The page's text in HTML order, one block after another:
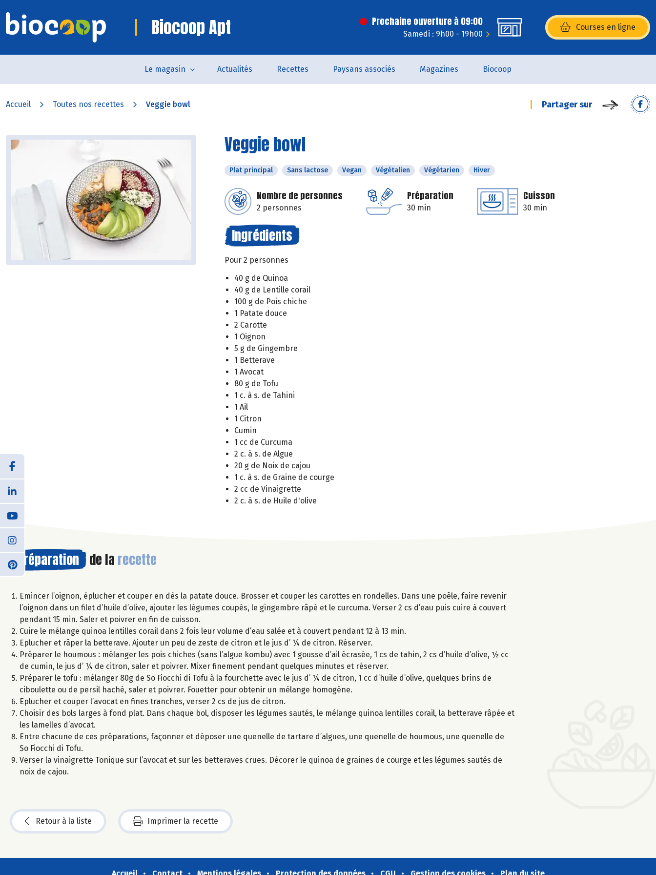
Biocoop Apt Prochaine ouverture à 09:00
Samedi : 9h00 - 19h00
Courses en ligne
(s’ouvre dans une nouvelle
Le magasin Actualités Recettes Paysans associés Magazines Biocoop
Accueil Toutes nos recettes Veggie bowl Partager sur
Veggie bowl
Plat principal Sans lactose Vegan Végétalien Végétarien Hiver
Nombre de personnes
2 personnes
Préparation
30 min
Cuisson
30 min
Ingrédients
Pour 2 personnes
40 g de Quinoa
40 g de Lentille corail
100 g de Pois chiche
1 Patate douce
2 Carotte
1 Oignon
5 g de Gingembre
1 Betterave
1 Avocat
80 g de Tofu
1 c. à s. de Tahini
1 Ail
1 Citron
Cumin
1 cc de Curcuma
2 c. à s. de Algue
20 g de Noix de cajou
1 c. à s. de Graine de courge
2 cc de Vinaigrette
2 c. à s. de Huile d'olive
Préparation de la recette
Emincer l’oignon, éplucher et couper en dés la patate douce. Brosser et couper les carottes en rondelles. Dans une poêle, faire revenir
l’oignon dans un filet d’huile d’olive, ajouter les légumes coupés, le gingembre râpé et le curcuma. Verser 2 cs d’eau puis cuire à couvert
pendant 15 min. Saler et poivrer en fin de cuisson.
Cuire le mélange quinoa lentilles corail dans 2 fois leur volume d’eau salée et à couvert pendant 12 à 13 min.
Eplucher et râper la betterave. Ajouter un peu de zeste de citron et le jus d’ ¼ de citron. Réserver.
Préparer le houmous : mélanger les pois chiches (sans l’algue kombu) avec 1 gousse d’ail écrasée, 1 cs de tahin, 2 cs d’huile d’olive, ½ cc
de cumin, le jus d’ ¼ de citron, saler et poivrer. Mixer finement pendant quelques minutes et réserver.
Préparer le tofu : mélanger 80g de So Fiocchi di Tofu à la fourchette avec le jus d’ ¼ de citron, 1 cc d’huile d’olive, quelques brins de
ciboulette ou de persil haché, saler et poivrer. Fouetter pour obtenir un mélange homogène.
Eplucher et couper l’avocat en fines tranches, verser 2 cs de jus de citron.
Choisir des bols larges à fond plat. Dans chaque bol, disposer les légumes sautés, le mélange quinoa lentilles corail, la betterave râpée et
les lamelles d’avocat.
Entre chacune de ces préparations, façonner et déposer une quenelle de tartare d’algues, une quenelle de houmous, une quenelle de
So Fiocchi di Tofu.
Verser la vinaigrette Tonique sur l’avocat et sur les betteraves crues. Décorer le quinoa de graines de courge et les légumes sautés de
noix de cajou.
Retour à la liste Imprimer la recette